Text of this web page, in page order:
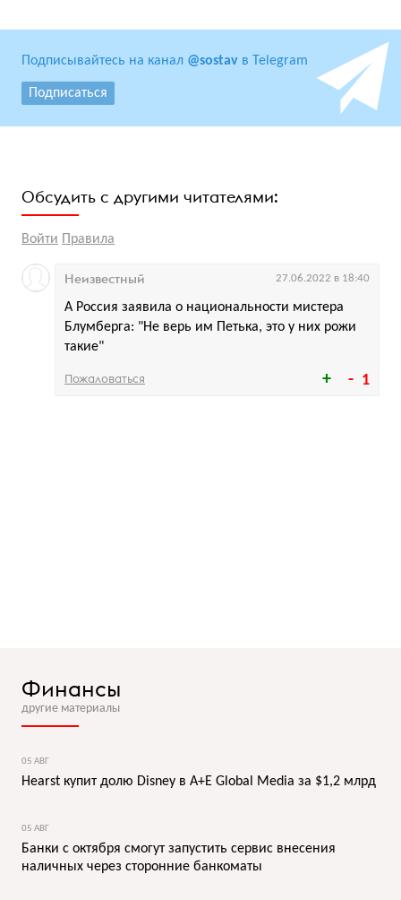
Подписывайтесь на канал @sostav в Telegram
Подписаться
Обсудить с другими читателями:
Войти Правила
1
А Россия заявила о национальности мистера
Блумберга: "Не верь им Петька, это у них рожи
такие"
Неизвестный 27.06.2022 в 18:40
Пожаловаться
Финансы
другие материалы
05 АВГ
Hearst купит долю Disney в A+E Global Media за $1,2 млрд
05 АВГ
Банки с октября смогут запустить сервис внесения
наличных через сторонние банкоматы